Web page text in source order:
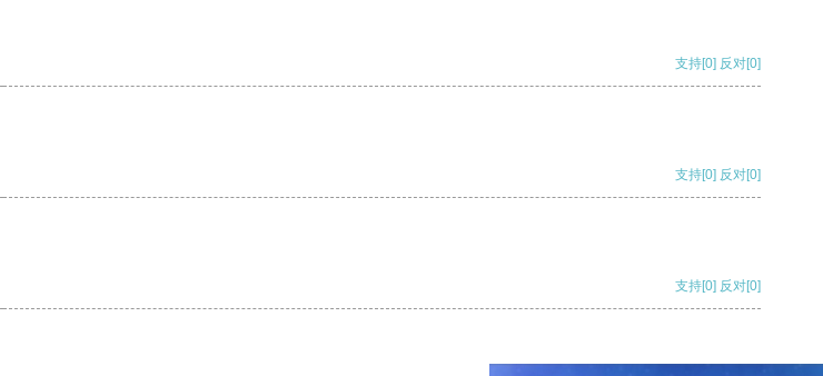
支持[0] 反对[0]
支持[0] 反对[0]
支持[0] 反对[0]